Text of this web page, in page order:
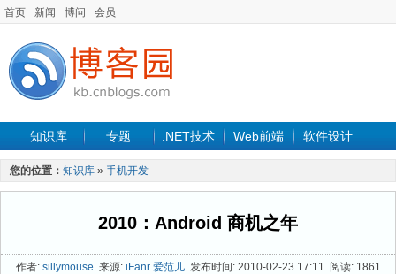
首页 新闻 博问 会员
知识库 专题 .NET技术 Web前端 软件设计
手机开发 软件工程
最新文章
您的位置： 知识库 » 手机开发
2010：Android 商机之年
作者: sillymouse 来源: iFanr 爱范儿发布时间: 2010-02-23 17:11 阅读: 1861